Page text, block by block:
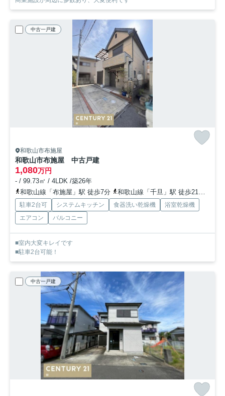
中古一戸建
和歌山市布施屋
和歌山市布施屋 中古戸建
1,080万円
- / 99.73㎡ / 4LDK /築26年
和歌山線「布施屋」駅 徒歩7分
和歌山線「千旦」駅 徒歩21分
駐車2台可 システムキッチン 食器洗い乾燥機
浴室乾燥機
エアコン
バルコニー
■室内大変キレイです
■駐車2台可能！
中古一戸建